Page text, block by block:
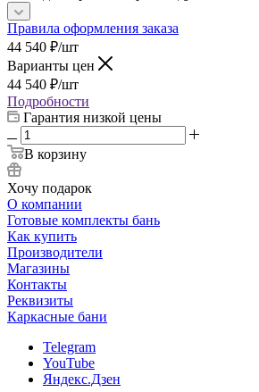
Правила оформления заказа
44 540 ₽/шт
Варианты цен
44 540 ₽/шт
Подробности
Гарантия низкой цены
В корзину
Хочу подарок
О компании
Готовые комплекты бань
Как купить
Производители
Магазины
Контакты
Реквизиты
Каркасные бани
Telegram
YouTube
Яндекс.Дзен